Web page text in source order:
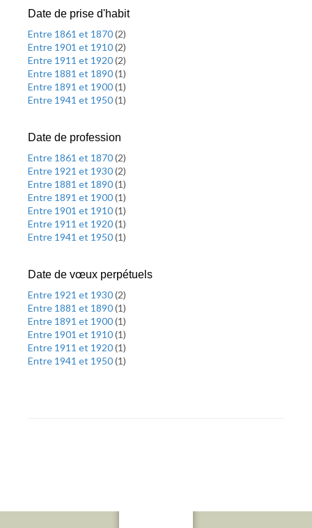
Date de prise d'habit
Entre 1861 et 1870(2)
Entre 1901 et 1910(2)
Entre 1911 et 1920(2)
Entre 1881 et 1890(1)
Entre 1891 et 1900(1)
Entre 1941 et 1950(1)
Date de profession
Entre 1861 et 1870(2)
Entre 1921 et 1930(2)
Entre 1881 et 1890(1)
Entre 1891 et 1900(1)
Entre 1901 et 1910(1)
Entre 1911 et 1920(1)
Entre 1941 et 1950(1)
Date de vœux perpétuels
Entre 1921 et 1930(2)
Entre 1881 et 1890(1)
Entre 1891 et 1900(1)
Entre 1901 et 1910(1)
Entre 1911 et 1920(1)
Entre 1941 et 1950(1)